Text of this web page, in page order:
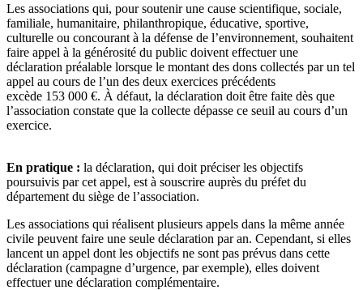
Les associations qui, pour soutenir une cause scientifique, sociale,
familiale, humanitaire, philanthropique, éducative, sportive,
culturelle ou concourant à la défense de l’environnement, souhaitent
faire appel à la générosité du public doivent effectuer une
déclaration préalable lorsque le montant des dons collectés par un tel
appel au cours de l’un des deux exercices précédents
excède 153 000 €. À défaut, la déclaration doit être faite dès que
l’association constate que la collecte dépasse ce seuil au cours d’un
exercice.
En pratique : la déclaration, qui doit préciser les objectifs
poursuivis par cet appel, est à souscrire auprès du préfet du
département du siège de l’association.
Les associations qui réalisent plusieurs appels dans la même année
civile peuvent faire une seule déclaration par an. Cependant, si elles
lancent un appel dont les objectifs ne sont pas prévus dans cette
déclaration (campagne d’urgence, par exemple), elles doivent
effectuer une déclaration complémentaire.